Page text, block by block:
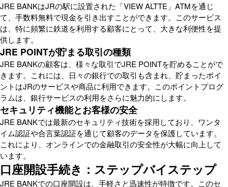
JRE BANKはJRの駅に設置された「VIEW ALTTE」ATMを通じ
て、手数料無料で現金を引き出すことができます。このサービス
は、特に頻繁に鉄道を利用する顧客にとって、大きな利便性を提
供します。
JRE POINTが貯まる取引の種類
JRE BANKの顧客は、様々な取引でJRE POINTを貯めることがで
きます。これには、日々の銀行での取引も含まれ、貯まったポイ
ントはJRのサービスや商品に利用できます。このポイントプログ
ラムは、銀行サービスの利用をさらに魅力的にします。
セキュリティ機能とお客様の安全
JRE BANKでは最新のセキュリティ技術を採用しており、ワンタ
イム認証や合言葉認証を通じて顧客のデータを保護しています。
これにより、オンラインでの金融取引の安全性が大幅に向上して
います。
口座開設手続き：ステップバイステップ
JRE BANKでの口座開設は、手軽さと迅速性が特徴です。このセ